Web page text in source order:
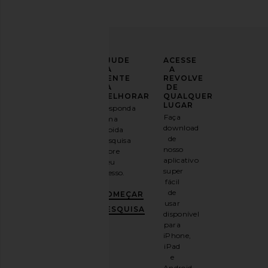
AJUDE
A
GENTE
A
MELHORAR
Responda
uma
rápida
pesquisa
sobre
seu
acesso.
COMEÇAR
PESQUISA
ACESSE
A
REVOLVE
DE
QUALQUER
LUGAR
Faça
download
de
nosso
aplicativo
super
fácil
de
usar
disponível
para
iPhone,
iPad
e